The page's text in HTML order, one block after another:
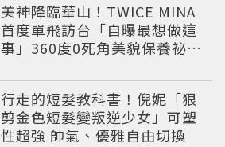
美神降臨華山！TWICE MINA
首度單飛訪台「自曝最想做這
事」360度0死角美貌保養祕訣
行走的短髮教科書！倪妮「狠
剪金色短髮變叛逆少女」可塑
性超強 帥氣、優雅自由切換